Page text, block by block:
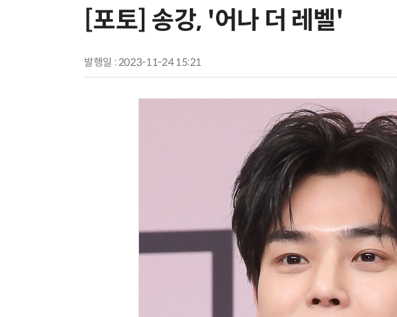
[포토] 송강, '어나 더 레벨'
발행일 : 2023-11-24 15:21
AI Native Enterprise를 지원하는 AI Ready Data 플랫폼 활용 전략